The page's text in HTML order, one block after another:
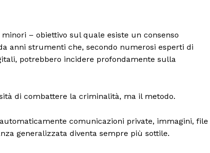
– obiettivo sul quale esiste un consenso
anni strumenti che, secondo numerosi esperti di
potrebbero incidere profondamente sulla
di combattere la criminalità, ma il metodo.
comunicazioni private, immagini, file
generalizzata diventa sempre più sottile.